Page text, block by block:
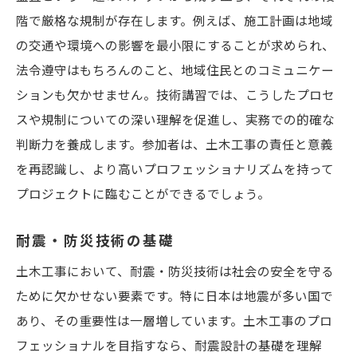
階で厳格な規制が存在します。例えば、施工計画は地域
の交通や環境への影響を最小限にすることが求められ、
法令遵守はもちろんのこと、地域住民とのコミュニケー
ションも欠かせません。技術講習では、こうしたプロセ
スや規制についての深い理解を促進し、実務での的確な
判断力を養成します。参加者は、土木工事の責任と意義
を再認識し、より高いプロフェッショナリズムを持って
プロジェクトに臨むことができるでしょう。
耐震・防災技術の基礎
土木工事において、耐震・防災技術は社会の安全を守る
ために欠かせない要素です。特に日本は地震が多い国で
あり、その重要性は一層増しています。土木工事のプロ
フェッショナルを目指すなら、耐震設計の基礎を理解